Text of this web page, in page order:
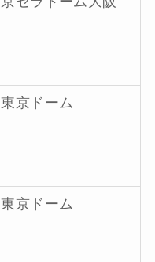
東京ドーム
東京ドーム